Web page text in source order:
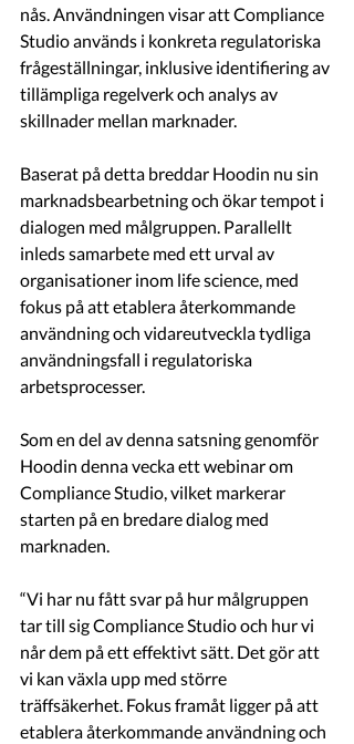
nås. Användningen visar att Compliance
Studio används i konkreta regulatoriska
frågeställningar, inklusive identifiering av
tillämpliga regelverk och analys av
skillnader mellan marknader.
Baserat på detta breddar Hoodin nu sin
marknadsbearbetning och ökar tempot i
dialogen med målgruppen. Parallellt
inleds samarbete med ett urval av
organisationer inom life science, med
fokus på att etablera återkommande
användning och vidareutveckla tydliga
användningsfall i regulatoriska
arbetsprocesser.
Som en del av denna satsning genomför
Hoodin denna vecka ett webinar om
Compliance Studio, vilket markerar
starten på en bredare dialog med
marknaden.
“Vi har nu fått svar på hur målgruppen
tar till sig Compliance Studio och hur vi
når dem på ett effektivt sätt. Det gör att
vi kan växla upp med större
träffsäkerhet. Fokus framåt ligger på att
etablera återkommande användning och